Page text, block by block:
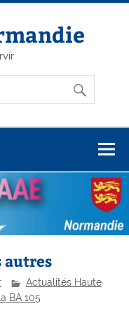
autres
Actualités Haute
BA 105